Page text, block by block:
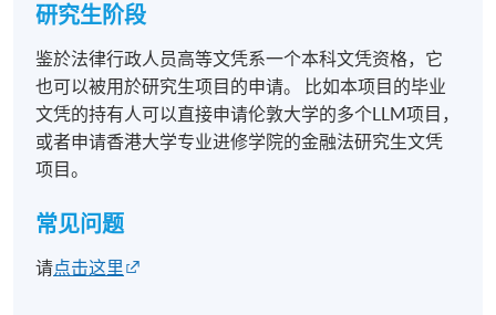
研究生阶段
鉴於法律行政人员高等文凭系一个本科文凭资格，它
也可以被用於研究生项目的申请。 比如本项目的毕业
文凭的持有人可以直接申请伦敦大学的多个LLM项目，
或者申请香港大学专业进修学院的金融法研究生文凭
项目。
常见问题
请点击这里